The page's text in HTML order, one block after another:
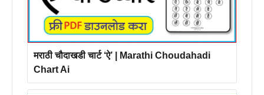
मराठी चौदाखडी चार्ट ‘ऐ’ | Marathi Choudahadi
Chart Ai